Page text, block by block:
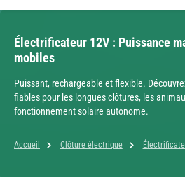
Électrificateur 12V : Puissance
mobiles
Puissant, rechargeable et flexible.
fiables pour les longues clôtures, les
fonctionnement solaire autonome.
Accueil Clôture électrique